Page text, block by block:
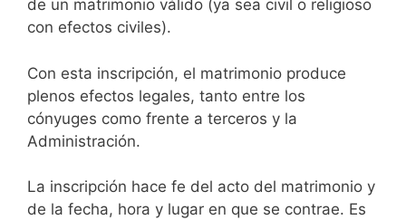
de un matrimonio válido (ya sea civil o religioso
con efectos civiles).
Con esta inscripción, el matrimonio produce
plenos efectos legales, tanto entre los
cónyuges como frente a terceros y la
Administración.
La inscripción hace fe del acto del matrimonio y
de la fecha, hora y lugar en que se contrae. Es